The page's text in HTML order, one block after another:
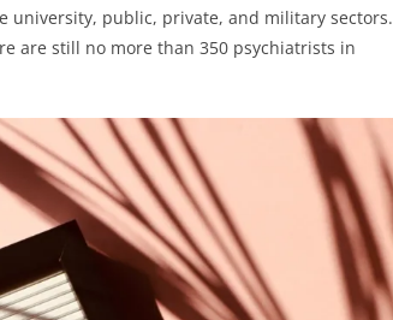
public, private, and military sectors.
are still no more than 350 psychiatrists in